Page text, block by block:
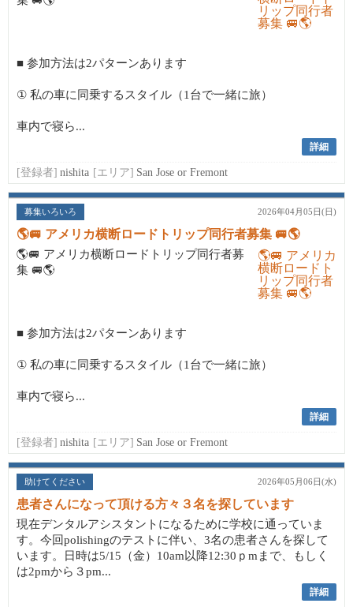
■ 参加方法は2パターンあります
① 私の車に同乗するスタイル（1台で一緒に旅）
車内で寝ら...
詳細
[登録者] nishita [エリア] San Jose or Fremont
募集いろいろ 2026年04月05日(日)
🌎🚐 アメリカ横断ロードトリップ同行者募集 🚐🌎
🌎🚐 アメリカ横断ロードトリップ同行者募
集 🚐🌎
■ 参加方法は2パターンあります
① 私の車に同乗するスタイル（1台で一緒に旅）
車内で寝ら...
詳細
[登録者] nishita [エリア] San Jose or Fremont
助けてください 2026年05月06日(水)
患者さんになって頂ける方々３名を探しています
現在デンタルアシスタントになるために学校に通っていま
す。今回polishingのテストに伴い、3名の患者さんを探して
います。日時は5/15（金）10am以降12:30ｐmまで、もしく
は2pmから３pm...
詳細